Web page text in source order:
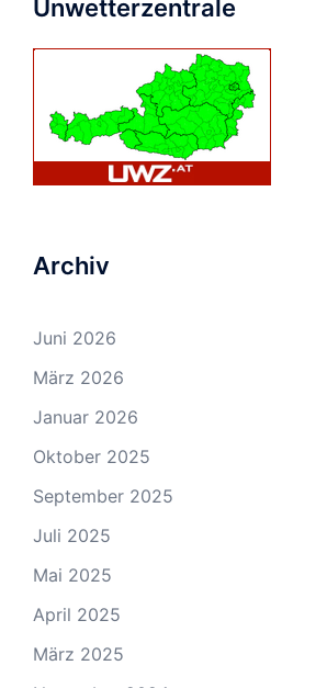
Unwetterzentrale
Archiv
Juni 2026
März 2026
Januar 2026
Oktober 2025
September 2025
Juli 2025
Mai 2025
April 2025
März 2025